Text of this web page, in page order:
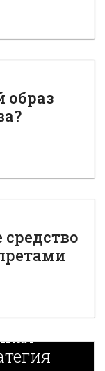
образ
средство